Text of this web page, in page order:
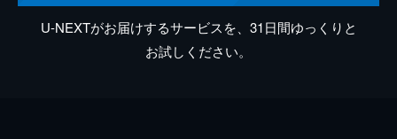
U-NEXTがお届けするサービスを、31日間ゆっくりと
お試しください。